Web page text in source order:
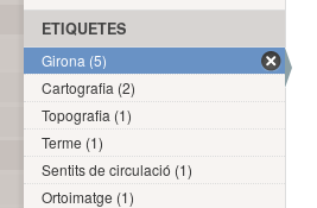
ETIQUETES
Girona (5)
Cartografia (2)
Topografia (1)
Terme (1)
Sentits de circulació (1)
Ortoimatge (1)